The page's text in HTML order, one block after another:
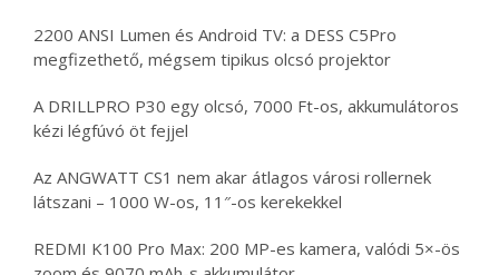
2200 ANSI Lumen és Android TV: a DESS C5Pro
megfizethető, mégsem tipikus olcsó projektor
A DRILLPRO P30 egy olcsó, 7000 Ft-os, akkumulátoros
kézi légfúvó öt fejjel
Az ANGWATT CS1 nem akar átlagos városi rollernek
látszani – 1000 W-os, 11″-os kerekekkel
REDMI K100 Pro Max: 200 MP-es kamera, valódi 5×-ös